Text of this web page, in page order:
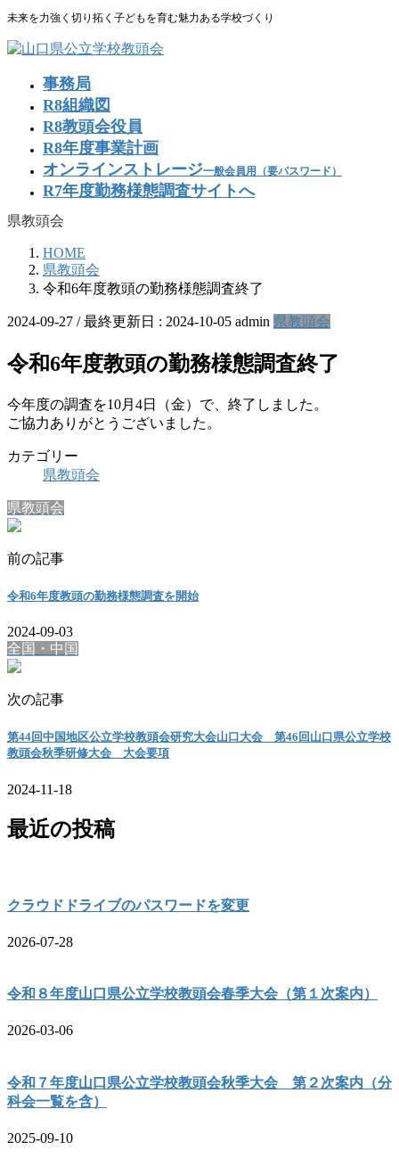
コ
ン
テ
ナ
ビ
ゲ
未来を力強く切り拓く子どもを育む魅力ある学校づくり
事務局
R8組織図
R8教頭会役員
R8年度事業計画
オンラインストレージ一般会員用（要パスワード）
R7年度勤務様態調査サイトへ
県教頭会
HOME
県教頭会
令和6年度教頭の勤務様態調査終了
2024-09-27 / 最終更新日 : 2024-10-05 admin 県教頭会
令和6年度教頭の勤務様態調査終了
今年度の調査を10月4日（金）で、終了しました。
ご協力ありがとうございました。
カテゴリー
県教頭会
県教頭会
前の記事
令和6年度教頭の勤務様態調査を開始
2024-09-03
全国・中国
次の記事
第44回中国地区公立学校教頭会研究大会山口大会 第46回山口県公立学校
教頭会秋季研修大会 大会要項
2024-11-18
最近の投稿
クラウドドライブのパスワードを変更
2026-07-28
令和８年度山口県公立学校教頭会春季大会（第１次案内）
2026-03-06
令和７年度山口県公立学校教頭会秋季大会 第２次案内（分
科会一覧を含）
2025-09-10